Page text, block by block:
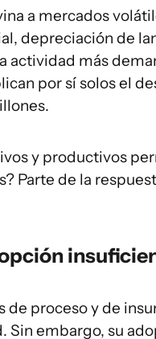
a mercados
depreciación de
actividad más
por sí solos el
y productivos
Parte de la
proceso y de
embargo, su